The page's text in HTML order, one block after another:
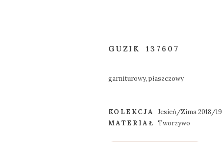
GUZIK 137607
garniturowy, płaszczowy
KOLEKCJA
Jesień/Zima 2018/19
MATERIAŁ Tworzywo